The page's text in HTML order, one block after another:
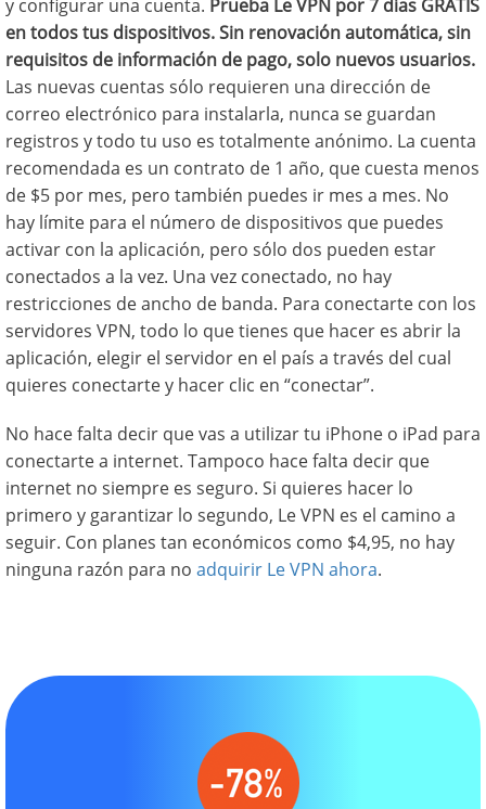
y configurar una cuenta. Prueba Le VPN por 7 días GRATIS
en todos tus dispositivos. Sin renovación automática, sin
requisitos de información de pago, solo nuevos usuarios.
Las nuevas cuentas sólo requieren una dirección de
correo electrónico para instalarla, nunca se guardan
registros y todo tu uso es totalmente anónimo. La cuenta
recomendada es un contrato de 1 año, que cuesta menos
de $5 por mes, pero también puedes ir mes a mes. No
hay límite para el número de dispositivos que puedes
activar con la aplicación, pero sólo dos pueden estar
conectados a la vez. Una vez conectado, no hay
restricciones de ancho de banda. Para conectarte con los
servidores VPN, todo lo que tienes que hacer es abrir la
aplicación, elegir el servidor en el país a través del cual
quieres conectarte y hacer clic en “conectar”.
No hace falta decir que vas a utilizar tu iPhone o iPad para
conectarte a internet. Tampoco hace falta decir que
internet no siempre es seguro. Si quieres hacer lo
primero y garantizar lo segundo, Le VPN es el camino a
seguir. Con planes tan económicos como $4,95, no hay
ninguna razón para no adquirir Le VPN ahora.